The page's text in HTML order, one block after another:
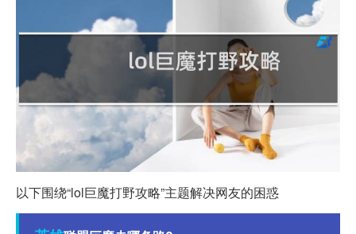
以下围绕“lol巨魔打野攻略”主题解决网友的困惑